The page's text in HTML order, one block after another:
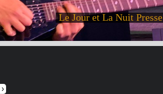
Le Jour et La Nuit Presse